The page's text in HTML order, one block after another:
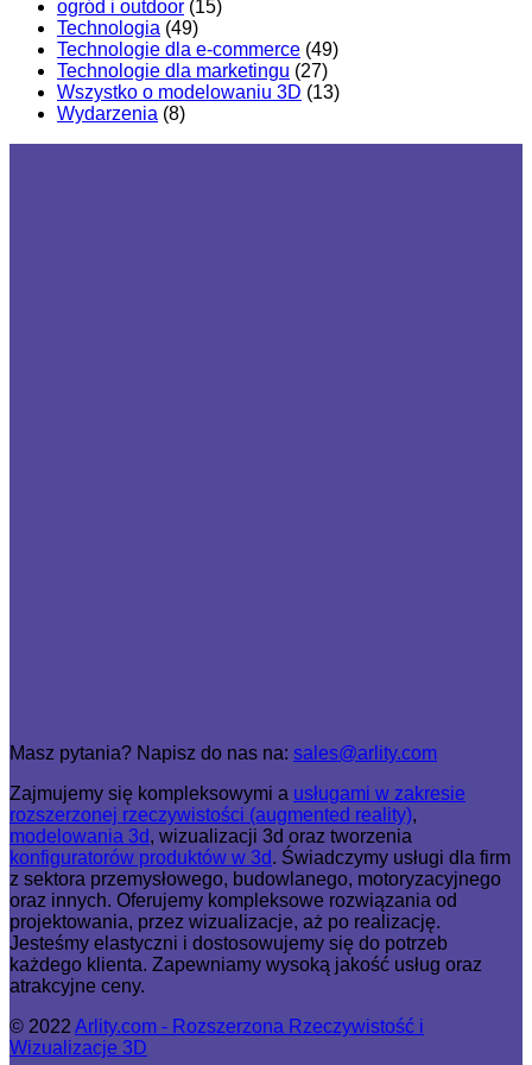
ogród i outdoor (15)
Technologia (49)
Technologie dla e-commerce (49)
Technologie dla marketingu (27)
Wszystko o modelowaniu 3D (13)
Wydarzenia (8)
Masz pytania? Napisz do nas na: sales@arlity.com
Zajmujemy się kompleksowymi a usługami w zakresie
rozszerzonej rzeczywistości (augmented reality),
modelowania 3d, wizualizacji 3d oraz tworzenia
konfiguratorów produktów w 3d. Świadczymy usługi dla firm
z sektora przemysłowego, budowlanego, motoryzacyjnego
oraz innych. Oferujemy kompleksowe rozwiązania od
projektowania, przez wizualizacje, aż po realizację.
Jesteśmy elastyczni i dostosowujemy się do potrzeb
każdego klienta. Zapewniamy wysoką jakość usług oraz
atrakcyjne ceny.
© 2022 Arlity.com - Rozszerzona Rzeczywistość i
Wizualizacje 3D